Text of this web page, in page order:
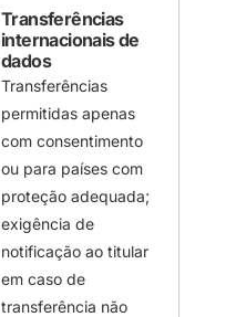
Transferências
internacionais de
dados
Transferências
permitidas apenas
com consentimento
ou para países com
proteção adequada;
exigência de
notificação ao titular
em caso de
transferência não